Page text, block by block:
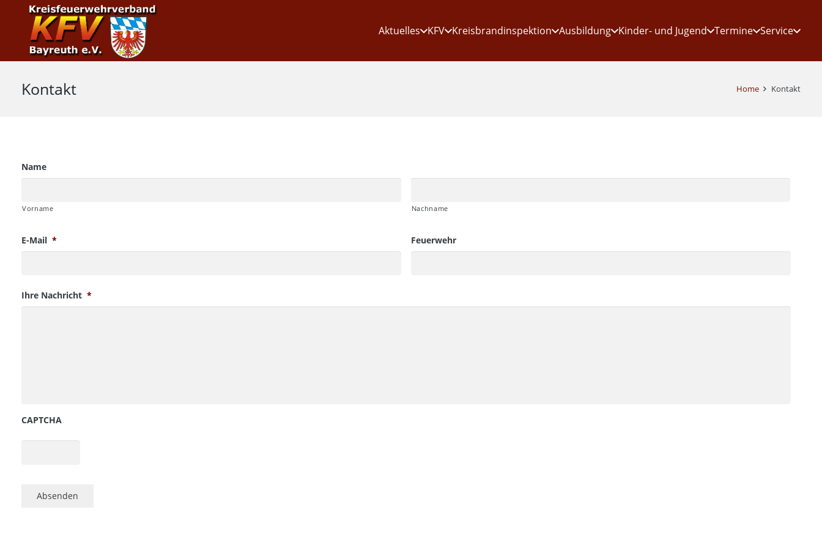
Aktuelles KFV Kreisbrandinspektion Ausbildung Kinder- und Jugend Termine Service
Kontakt Home Kontakt
Name
Vorname Nachname
E-Mail * Feuerwehr
Ihre Nachricht *
CAPTCHA